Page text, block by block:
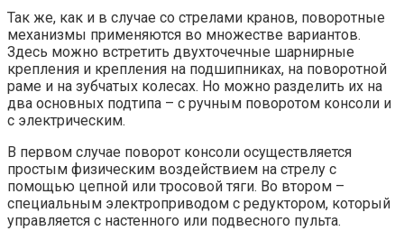
Так же, как и в случае со стрелами кранов, поворотные
механизмы применяются во множестве вариантов.
Здесь можно встретить двухточечные шарнирные
крепления и крепления на подшипниках, на поворотной
раме и на зубчатых колесах. Но можно разделить их на
два основных подтипа – с ручным поворотом консоли и
с электрическим.
В первом случае поворот консоли осуществляется
простым физическим воздействием на стрелу с
помощью цепной или тросовой тяги. Во втором –
специальным электроприводом с редуктором, который
управляется с настенного или подвесного пульта.